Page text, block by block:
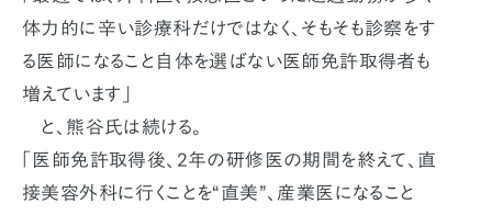
体力的に辛い診療科だけではなく、そもそも診察をす
る医師になること自体を選ばない医師免許取得者も
増えています」
と、熊谷氏は続ける。
「医師免許取得後、2年の研修医の期間を終えて、直
接美容外科に行くことを“直美”、産業医になること